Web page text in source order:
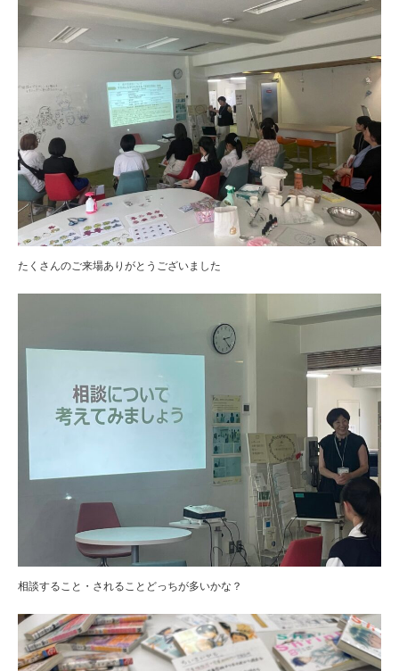
たくさんのご来場ありがとうございました
相談すること・されることどっちが多いかな？